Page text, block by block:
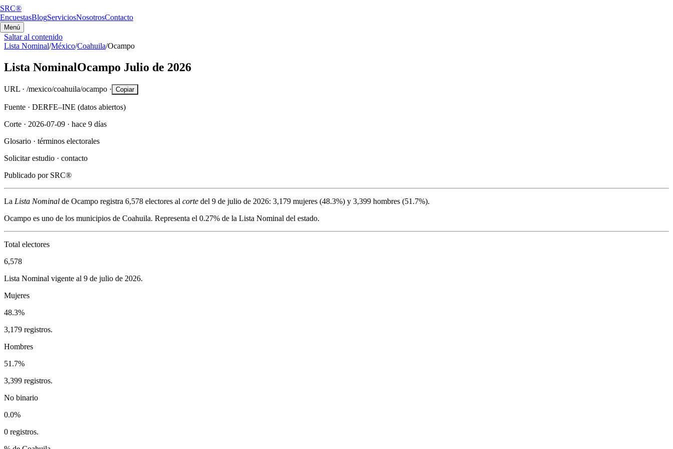
SRC®
EncuestasBlogServiciosNosotrosContacto
Menú
Saltar al contenido
Lista Nominal/México/Coahuila/Ocampo
Lista NominalOcampo Julio de 2026
URL · /mexico/coahuila/ocampo · Copiar
Fuente · DERFE–INE (datos abiertos)
Corte · 2026-07-09 · hace 9 días
Glosario · términos electorales
Solicitar estudio · contacto
Publicado por SRC®
La Lista Nominal de Ocampo registra 6,578 electores al corte del 9 de julio de 2026: 3,179 mujeres (48.3%) y 3,399 hombres (51.7%).
Ocampo es uno de los municipios de Coahuila. Representa el 0.27% de la Lista Nominal del estado.
Total electores
6,578
Lista Nominal vigente al 9 de julio de 2026.
Mujeres
48.3%
3,179 registros.
Hombres
51.7%
3,399 registros.
No binario
0.0%
0 registros.